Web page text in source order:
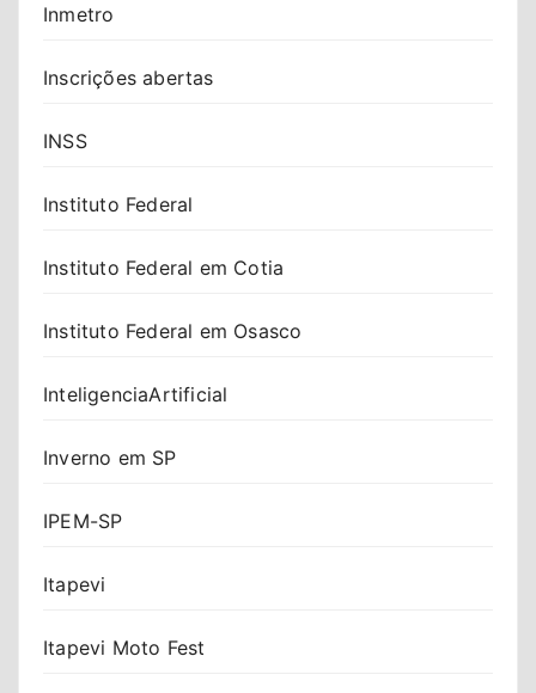
Inmetro
Inscrições abertas
INSS
Instituto Federal
Instituto Federal em Cotia
Instituto Federal em Osasco
InteligenciaArtificial
Inverno em SP
IPEM-SP
Itapevi
Itapevi Moto Fest